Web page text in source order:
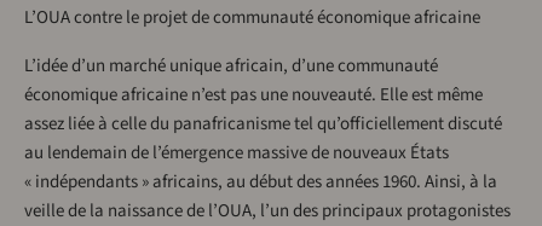
L’OUA contre le projet de communauté économique africaine
L’idée d’un marché unique africain, d’une communauté
économique africaine n’est pas une nouveauté. Elle est même
assez liée à celle du panafricanisme tel qu’officiellement discuté
au lendemain de l’émergence massive de nouveaux États
« indépendants » africains, au début des années 1960. Ainsi, à la
veille de la naissance de l’OUA, l’un des principaux protagonistes